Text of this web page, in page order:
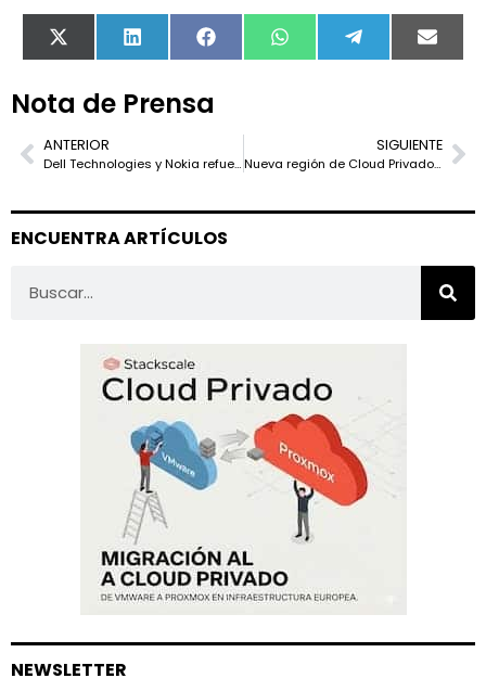
X
(Twitter)
LinkedIn FacebookWhatsApp TelegramEmail
Nota de Prensa
ANTERIOR
Dell Technologies y Nokia refuerzan su alianza estratégica para impulsar la transformación de la nube de red y el 5G privado
SIGUIENTE
Nueva región de Cloud Privado de T-Systems en Barcelona
ENCUENTRA ARTÍCULOS
NEWSLETTER